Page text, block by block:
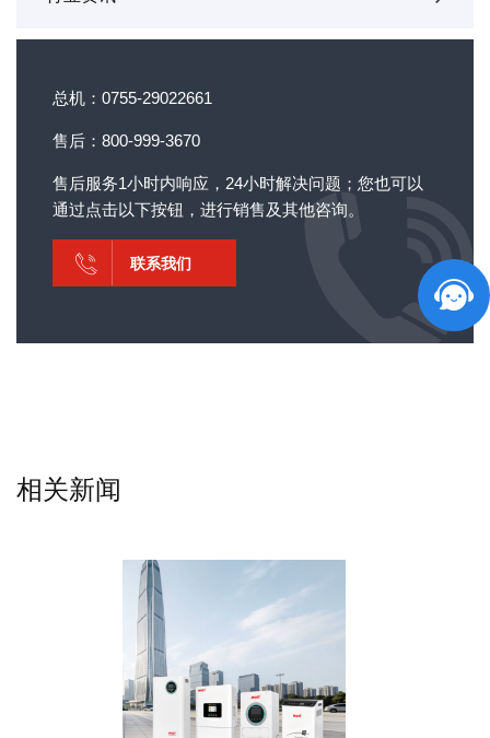
总机：0755-29022661
售后：800-999-3670
售后服务1小时内响应，24小时解决问题；您也可以
通过点击以下按钮，进行销售及其他咨询。
联系我们
相关新闻